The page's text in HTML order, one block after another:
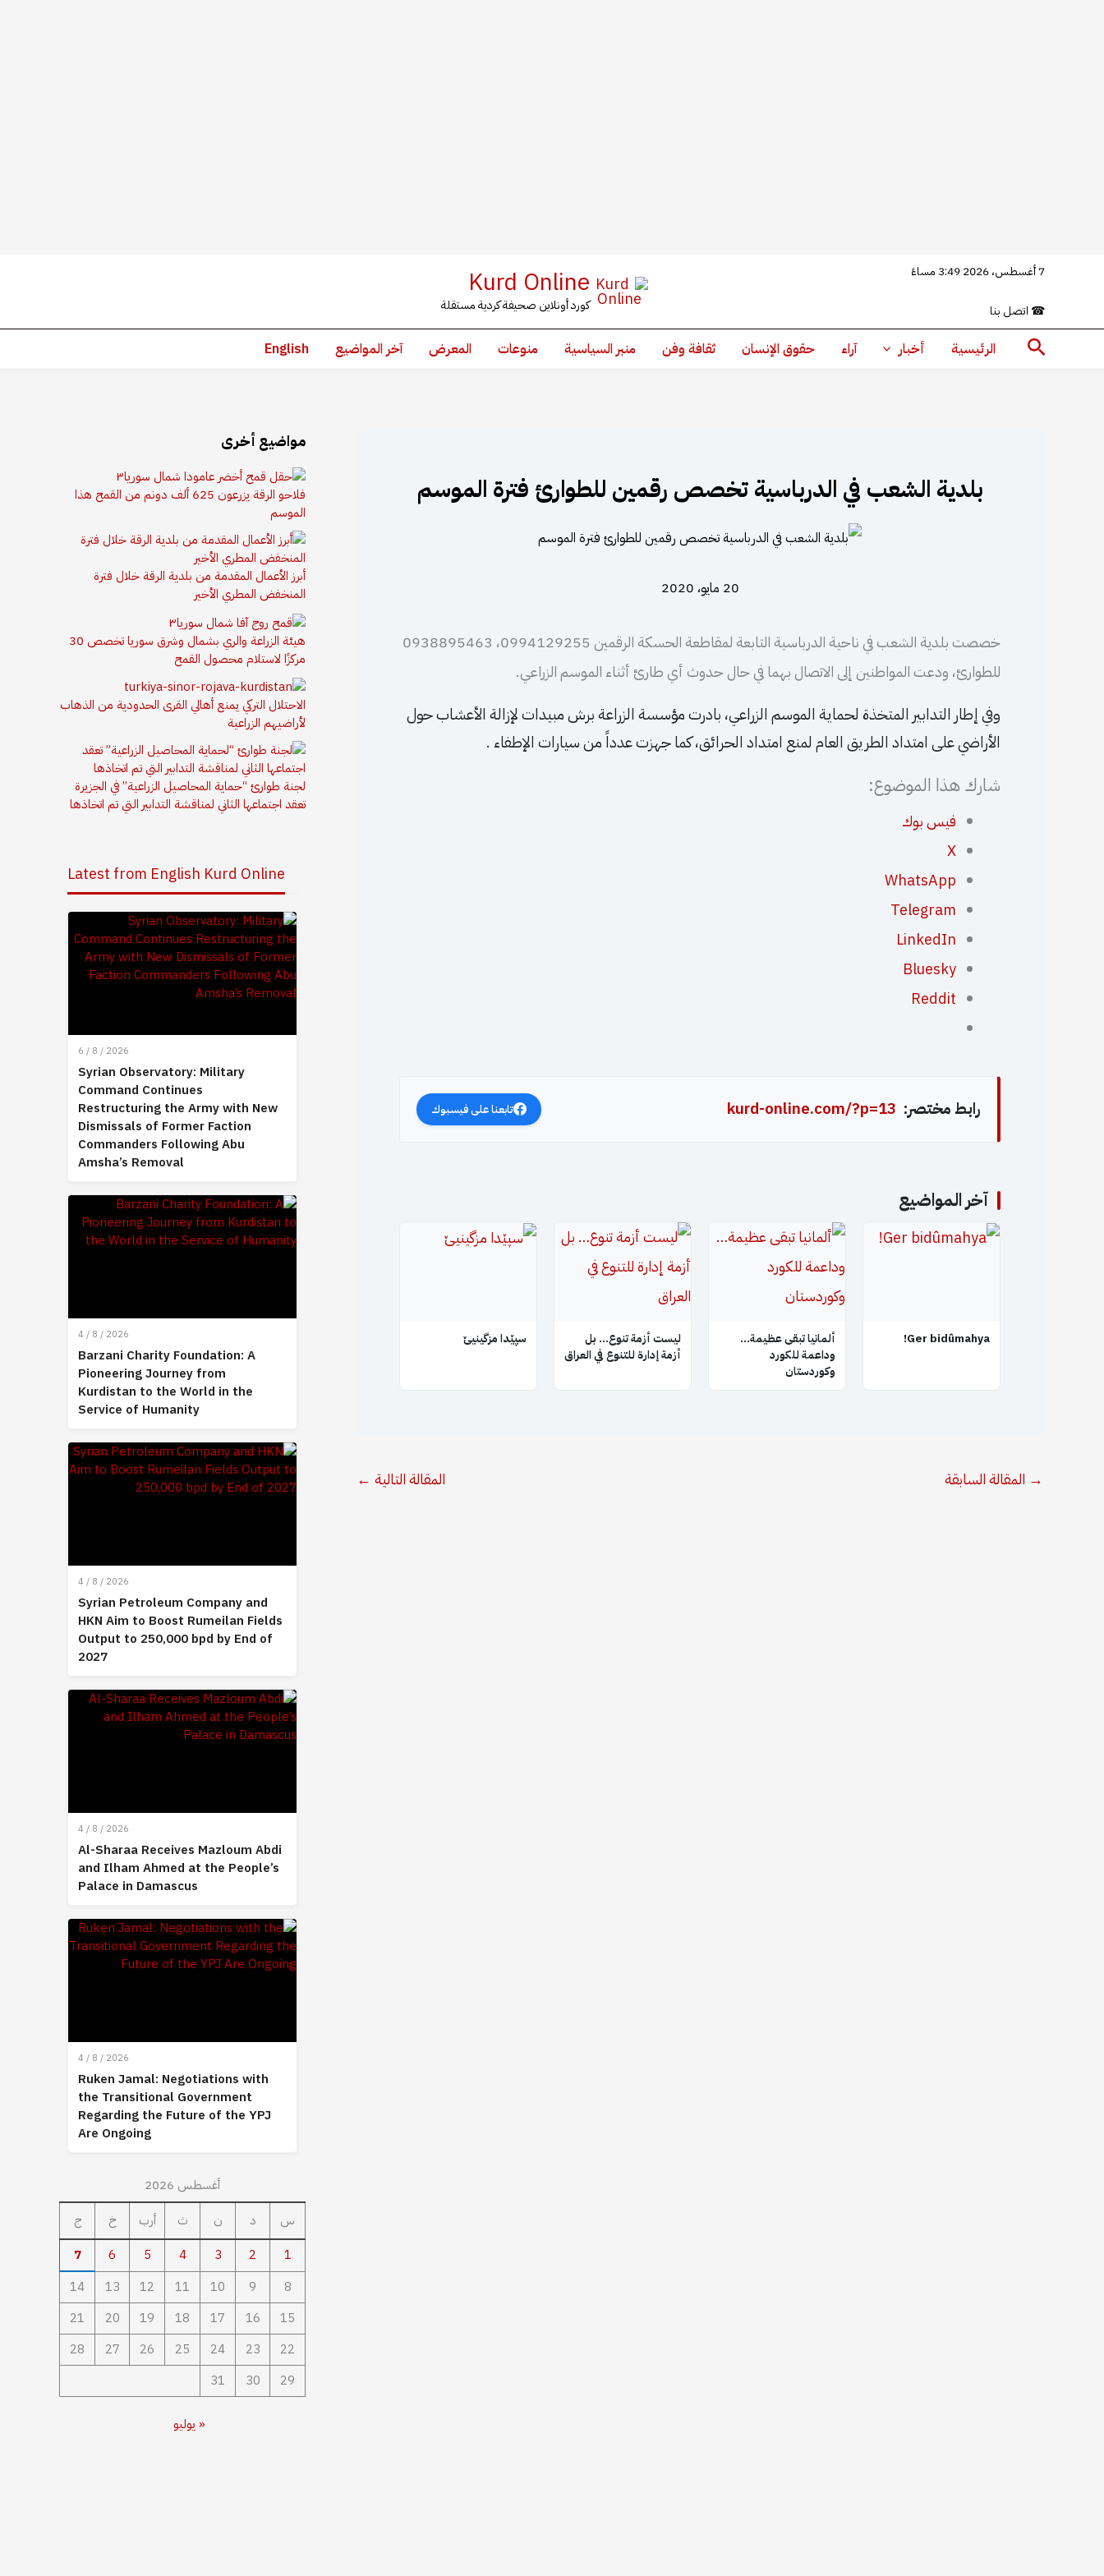
المحتوى
7 أغسطس، 2026 3:49 مساءً
☎ اتصل بنا
Kurd Online
كورد أونلاين صحيفة كردية مستقلة
البحث الرئيسية أخبار آراء حقوق الإنسان ثقافة وفن منبر السياسية منوعات المعرض آخر المواضيع English
​​​​​​​بلدية الشعب في الدرباسية تخصص رقمين للطوارئ فترة الموسم
20 مايو، 2020
خصصت بلدية الشعب في ناحية الدرباسية التابعة لمقاطعة الحسكة الرقمين 0994129255، 0938895463
للطوارئ، ودعت المواطنين إلى الاتصال بهما في حال حدوث أي طارئ أثناء الموسم الزراعي.
وفي إطار التدابير المتخذة لحماية الموسم الزراعي، بادرت مؤسسة الزراعة برش مبيدات لإزالة الأعشاب حول
الأراضي على امتداد الطريق العام لمنع امتداد الحرائق، كما جهزت عدداً من سيارات الإطفاء .
شارك هذا الموضوع:
فيس بوك
X
WhatsApp
Telegram
LinkedIn
Bluesky
Reddit
رابط مختصر: kurd-online.com/?p=13 تابعنا على فيسبوك
آخر المواضيع
Ger bidûmahya!
ألمانيا تبقى عظيمة…
وداعمة للكورد
وكوردستان
ليست أزمة تنوع… بل
أزمة إدارة للتنوع في العراق
سپێدا مزگینیێ
→ المقالة السابقة المقالة التالية ←
مواضيع أخرى
فلاحو الرقة يزرعون 625 ألف دونم من القمح هذا
الموسم
أبرز الأعمال المقدمة من بلدية الرقة خلال فترة
المنخفض المطري الأخير
هيئة الزراعة والري بشمال وشرق سوريا تخصص 30
مركزًا لاستلام محصول القمح
الاحتلال التركي يمنع أهالي القرى الحدودية من الذهاب
لأراضيهم الزراعية
لجنة طوارئ “حماية المحاصيل الزراعية” في الجزيرة
تعقد اجتماعها الثاني لمناقشة التدابير التي تم اتخاذها
Latest from English Kurd Online
6 / 8 / 2026
Syrian Observatory: Military
Command Continues
Restructuring the Army with New
Dismissals of Former Faction
Commanders Following Abu
Amsha’s Removal
4 / 8 / 2026
Barzani Charity Foundation: A
Pioneering Journey from
Kurdistan to the World in the
Service of Humanity
4 / 8 / 2026
Syrian Petroleum Company and
HKN Aim to Boost Rumeilan Fields
Output to 250,000 bpd by End of
2027
4 / 8 / 2026
Al-Sharaa Receives Mazloum Abdi
and Ilham Ahmed at the People’s
Palace in Damascus
4 / 8 / 2026
Ruken Jamal: Negotiations with
the Transitional Government
Regarding the Future of the YPJ
Are Ongoing
أغسطس 2026
س
د ن ث أرب خ
ج
1
2
3
4
5
6
7
8
9
10
11
12
13
14
15
16
17
18
19
20
21
22
23
24
25
26
27
28
29
30
31
« يوليو